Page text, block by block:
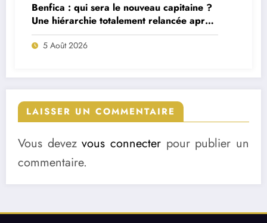
Benfica : qui sera le nouveau capitaine ?
Une hiérarchie totalement relancée après
deux départs majeurs
5 Août 2026
LAISSER UN COMMENTAIRE
Vous devezvous connecter pour publier un
commentaire.